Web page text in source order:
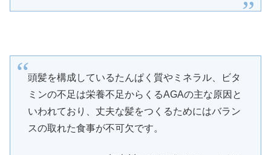
頭髪を構成しているたんぱく質やミネラル、ビタ
ミンの不足は栄養不足からくるAGAの主な原因と
いわれており、丈夫な髪をつくるためにはバラン
スの取れた食事が不可欠です。